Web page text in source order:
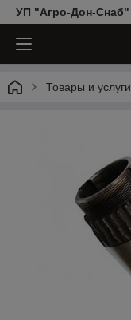
УП "Агро-Дон-Снаб"
Товары и услуги